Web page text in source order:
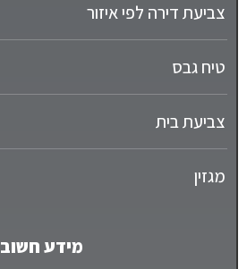
צביעת דירה לפי איזור
טיח גבס
צביעת בית
מגזין
מידע חשוב